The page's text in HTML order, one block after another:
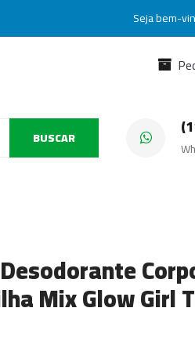
Seja bem-
BUSCAR
Mix Glow Girl